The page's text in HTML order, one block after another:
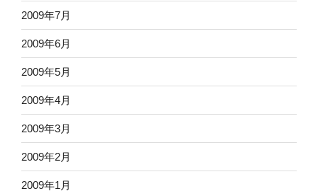
2009年7月
2009年6月
2009年5月
2009年4月
2009年3月
2009年2月
2009年1月